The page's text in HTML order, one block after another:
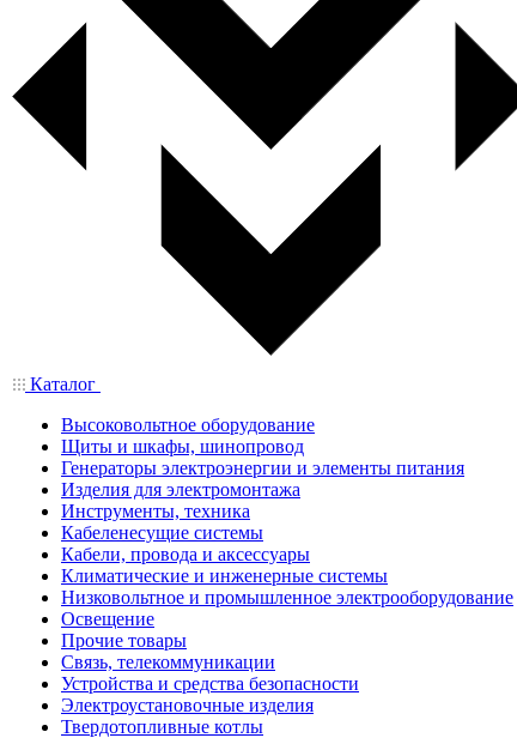
Каталог
Высоковольтное оборудование
Щиты и шкафы, шинопровод
Генераторы электроэнергии и элементы питания
Изделия для электромонтажа
Инструменты, техника
Кабеленесущие системы
Кабели, провода и аксессуары
Климатические и инженерные системы
Низковольтное и промышленное электрооборудование
Освещение
Прочие товары
Связь, телекоммуникации
Устройства и средства безопасности
Электроустановочные изделия
Твердотопливные котлы